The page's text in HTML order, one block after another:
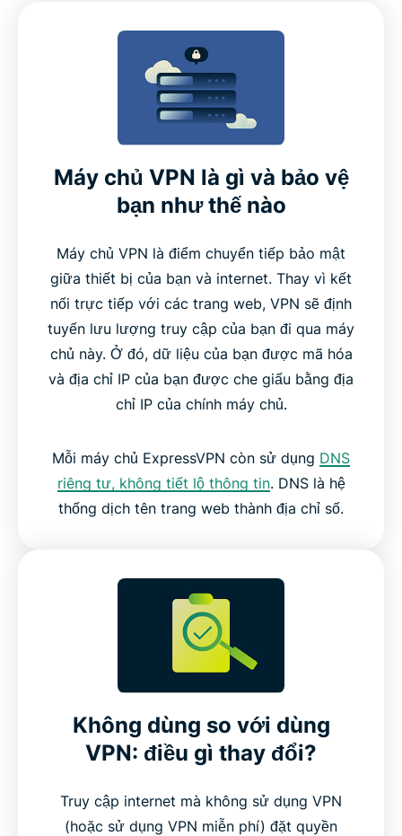
Máy chủ VPN là gì và bảo vệ
bạn như thế nào
Máy chủ VPN là điểm chuyển tiếp bảo mật
giữa thiết bị của bạn và internet. Thay vì kết
nối trực tiếp với các trang web, VPN sẽ định
tuyến lưu lượng truy cập của bạn đi qua máy
chủ này. Ở đó, dữ liệu của bạn được mã hóa
và địa chỉ IP của bạn được che giấu bằng địa
chỉ IP của chính máy chủ.
Mỗi máy chủ ExpressVPN còn sử dụng DNS
riêng tư, không tiết lộ thông tin. DNS là hệ
thống dịch tên trang web thành địa chỉ số.
Không dùng so với dùng
VPN: điều gì thay đổi?
Truy cập internet mà không sử dụng VPN
(hoặc sử dụng VPN miễn phí) đặt quyền